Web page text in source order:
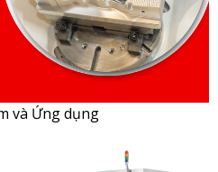
và Ứng dụng